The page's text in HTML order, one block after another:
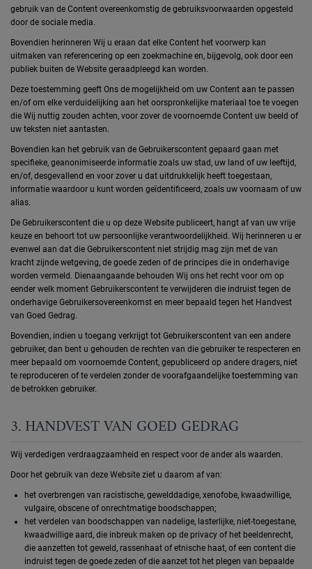
gebruik van de Content overeenkomstig de gebruiksvoorwaarden opgesteld
door de sociale media.
Bovendien herinneren Wij u eraan dat elke Content het voorwerp kan
uitmaken van referencering op een zoekmachine en, bijgevolg, ook door een
publiek buiten de Website geraadpleegd kan worden.
Deze toestemming geeft Ons de mogelijkheid om uw Content aan te passen
en/of om elke verduidelijking aan het oorspronkelijke materiaal toe te voegen
die Wij nuttig zouden achten, voor zover de voornoemde Content uw beeld of
uw teksten niet aantasten.
Bovendien kan het gebruik van de Gebruikerscontent gepaard gaan met
specifieke, geanonimiseerde informatie zoals uw stad, uw land of uw leeftijd,
en/of, desgevallend en voor zover u dat uitdrukkelijk heeft toegestaan,
informatie waardoor u kunt worden geïdentificeerd, zoals uw voornaam of uw
alias.
De Gebruikerscontent die u op deze Website publiceert, hangt af van uw vrije
keuze en behoort tot uw persoonlijke verantwoordelijkheid. Wij herinneren u er
evenwel aan dat die Gebruikerscontent niet strijdig mag zijn met de van
kracht zijnde wetgeving, de goede zeden of de principes die in onderhavige
worden vermeld. Dienaangaande behouden Wij ons het recht voor om op
eender welk moment Gebruikerscontent te verwijderen die indruist tegen de
onderhavige Gebruikersovereenkomst en meer bepaald tegen het Handvest
van Goed Gedrag.
Bovendien, indien u toegang verkrijgt tot Gebruikerscontent van een andere
gebruiker, dan bent u gehouden de rechten van die gebruiker te respecteren en
meer bepaald om voornoemde Content, gepubliceerd op andere dragers, niet
te reproduceren of te verdelen zonder de voorafgaandelijke toestemming van
de betrokken gebruiker.
3. HANDVEST VAN GOED GEDRAG
Wij verdedigen verdraagzaamheid en respect voor de ander als waarden.
Door het gebruik van deze Website ziet u daarom af van:
het overbrengen van racistische, gewelddadige, xenofobe, kwaadwillige,
vulgaire, obscene of onrechtmatige boodschappen;
het verdelen van boodschappen van nadelige, lasterlijke, niet-toegestane,
kwaadwillige aard, die inbreuk maken op de privacy of het beeldenrecht,
die aanzetten tot geweld, rassenhaat of etnische haat, of een content die
indruist tegen de goede zeden of die aanzet tot het plegen van bepaalde